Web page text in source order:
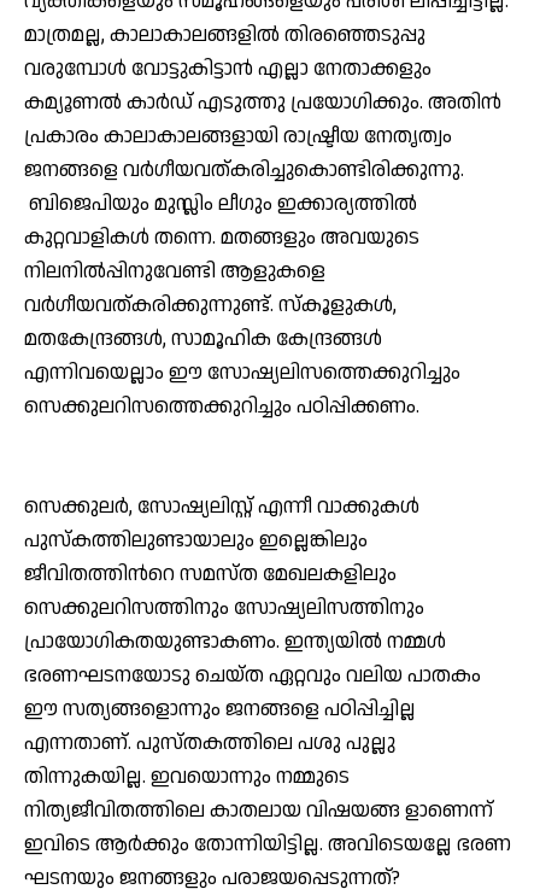
മാത്രമല്ല, കാലാകാലങ്ങളില്‍ തിരഞ്ഞെടുപ്പു
വരുമ്പോള്‍ വോട്ടുകിട്ടാന്‍ എല്ലാ നേതാക്കളും
കമ്യൂണല്‍ കാര്‍ഡ് എടുത്തു പ്രയോഗിക്കും. അതിന്‍
പ്രകാരം കാലാകാലങ്ങളായി രാഷ്ട്രീയ നേതൃത്വം
ജനങ്ങളെ വര്‍ഗീയവത്കരിച്ചുകൊണ്ടിരിക്കുന്നു.
ബിജെപിയും മുസ്ലിം ലീഗും ഇക്കാര്യത്തില്‍
കുറ്റവാളികള്‍ തന്നെ. മതങ്ങളും അവയുടെ
നിലനില്‍പ്പിനുവേണ്ടി ആളുകളെ
വര്‍ഗീയവത്കരിക്കുന്നുണ്ട്. സ്കൂളുകള്‍,
മതകേന്ദ്രങ്ങള്‍, സാമൂഹിക കേന്ദ്രങ്ങള്‍
എന്നിവയെല്ലാം ഈ സോഷ്യലിസത്തെക്കുറിച്ചും
സെക്കുലറിസത്തെക്കുറിച്ചും പഠിപ്പിക്കണം.
സെക്കുലര്‍, സോഷ്യലിസ്റ്റ് എന്നീ വാക്കുകള്‍
പുസ്കത്തിലുണ്ടായാലും ഇല്ലെങ്കിലും
ജീവിതത്തിന്‍റെ സമസ്ത മേഖലകളിലും
സെക്കുലറിസത്തിനും സോഷ്യലിസത്തിനും
പ്രായോഗികതയുണ്ടാകണം. ഇന്ത്യയില്‍ നമ്മള്‍
ഭരണഘടനയോടു ചെയ്ത ഏറ്റവും വലിയ പാതകം
ഈ സത്യങ്ങളൊന്നും ജനങ്ങളെ പഠിപ്പിച്ചില്ല
എന്നതാണ്. പുസ്തകത്തിലെ പശു പുല്ലു
തിന്നുകയില്ല. ഇവയൊന്നും നമ്മുടെ
നിത്യജീവിതത്തിലെ കാതലായ വിഷയങ്ങ ളാണെന്ന്
ഇവിടെ ആര്‍ക്കും തോന്നിയിട്ടില്ല. അവിടെയല്ലേ ഭരണ
ഘടനയും ജനങ്ങളും പരാജയപ്പെടുന്നത്?